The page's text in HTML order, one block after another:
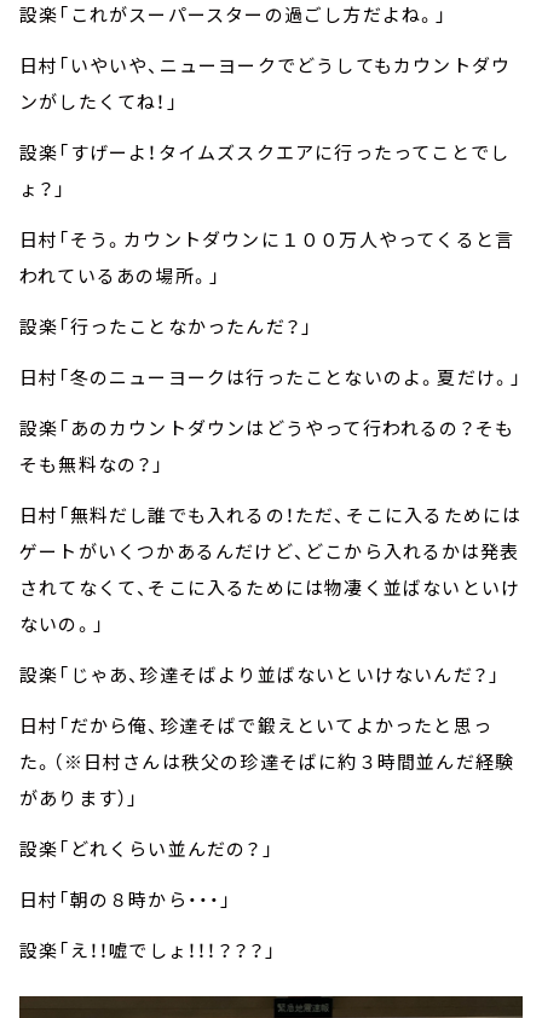
設楽「これがスーパースターの過ごし方だよね。」
日村「いやいや、ニューヨークでどうしてもカウントダウ
ンがしたくてね！」
設楽「すげーよ！タイムズスクエアに行ったってことでし
ょ？」
日村「そう。カウントダウンに１００万人やってくると言
われているあの場所。」
設楽「行ったことなかったんだ？」
日村「冬のニューヨークは行ったことないのよ。夏だけ。」
設楽「あのカウントダウンはどうやって行われるの？そも
そも無料なの？」
日村「無料だし誰でも入れるの！ただ、そこに入るためには
ゲートがいくつかあるんだけど、どこから入れるかは発表
されてなくて、そこに入るためには物凄く並ばないといけ
ないの。」
設楽「じゃあ、珍達そばより並ばないといけないんだ？」
日村「だから俺、珍達そばで鍛えといてよかったと思っ
た。（※日村さんは秩父の珍達そばに約３時間並んだ経験
があります）」
設楽「どれくらい並んだの？」
日村「朝の８時から・・・」
設楽「え！！嘘でしょ！！！？？？」